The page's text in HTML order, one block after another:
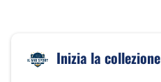
Inizia la collezione